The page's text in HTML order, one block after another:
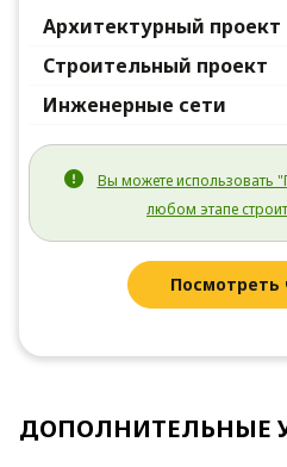
Архитектурный проект
Строительный проект
Инженерные сети
Вы можете использовать
любом этапе
Посмотреть
ДОПОЛНИТЕЛЬНЫЕ